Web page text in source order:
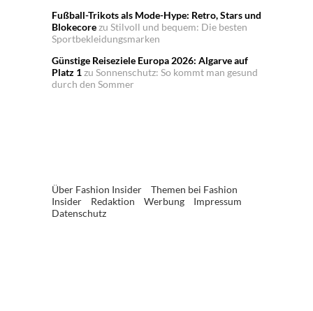
Fußball-Trikots als Mode-Hype: Retro, Stars und
Blokecorezu Stilvoll und bequem: Die besten
Sportbekleidungsmarken
Günstige Reiseziele Europa 2026: Algarve auf
Platz 1zu Sonnenschutz: So kommt man gesund
durch den Sommer
Über Fashion Insider
Themen bei Fashion
Insider
Redaktion Werbung
Impressum
Datenschutz